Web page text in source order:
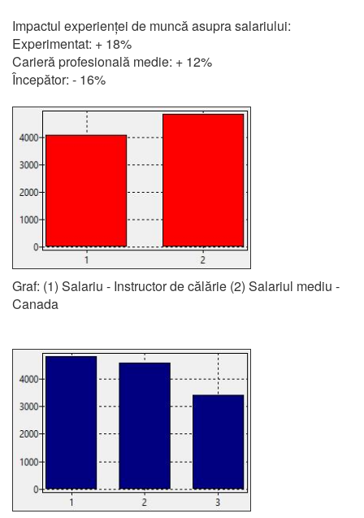
Impactul experienței de muncă asupra salariului:
Experimentat: + 18%
Carieră profesională medie: + 12%
Începător: - 16%
Graf: (1) Salariu - Instructor de călărie (2) Salariul mediu -
Canada